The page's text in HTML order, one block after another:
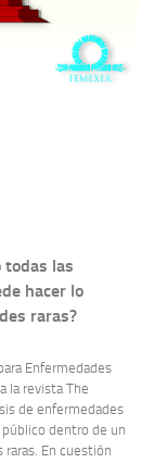
todas las
hacer lo
raras?
Enfermedades
la revista The
de enfermedades
público dentro de un
En cuestión